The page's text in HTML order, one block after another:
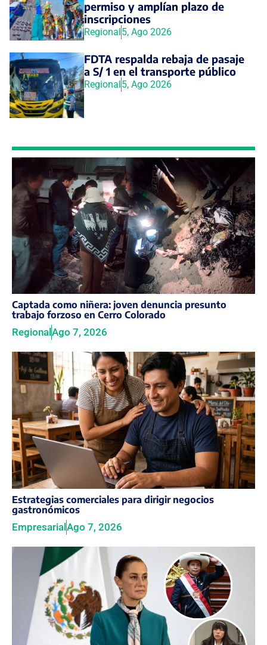
permiso y amplían plazo de
inscripciones
Regional5, Ago 2026
FDTA respalda rebaja de pasaje
a S/ 1 en el transporte público
Regional5, Ago 2026
Captada como niñera: joven denuncia presunto
trabajo forzoso en Cerro Colorado
Regional Ago 7, 2026
Estrategias comerciales para dirigir negocios
gastronómicos
EmpresarialAgo 7, 2026